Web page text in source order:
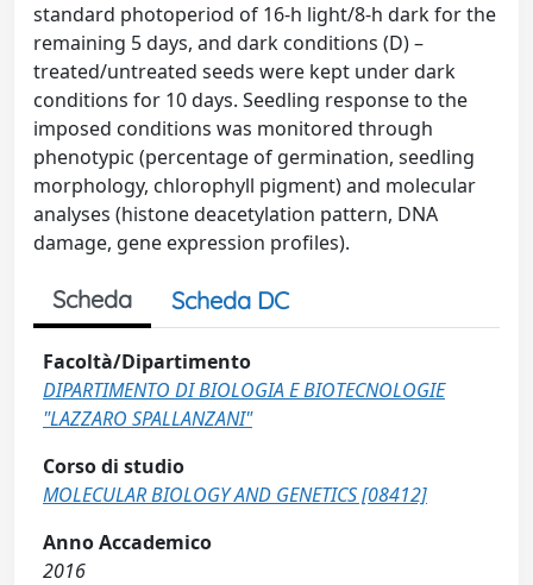
standard photoperiod of 16-h light/8-h dark for the
remaining 5 days, and dark conditions (D) –
treated/untreated seeds were kept under dark
conditions for 10 days. Seedling response to the
imposed conditions was monitored through
phenotypic (percentage of germination, seedling
morphology, chlorophyll pigment) and molecular
analyses (histone deacetylation pattern, DNA
damage, gene expression profiles).
Scheda Scheda DC
Facoltà/Dipartimento
DIPARTIMENTO DI BIOLOGIA E BIOTECNOLOGIE
"LAZZARO SPALLANZANI"
Corso di studio
MOLECULAR BIOLOGY AND GENETICS [08412]
Anno Accademico
2016